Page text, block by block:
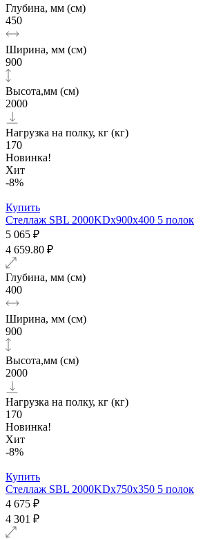
Глубина, мм (см)
450
Ширина, мм (см)
900
Высота,мм (см)
2000
Нагрузка на полку, кг (кг)
170
Новинка!
Хит
-8%
Купить
Стеллаж SBL 2000KDх900x400 5 полок
5 065 ₽
4 659.80 ₽
Глубина, мм (см)
400
Ширина, мм (см)
900
Высота,мм (см)
2000
Нагрузка на полку, кг (кг)
170
Новинка!
Хит
-8%
Купить
Стеллаж SBL 2000KDх750x350 5 полок
4 675 ₽
4 301 ₽